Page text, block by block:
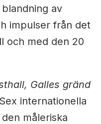
av
impulser från det
och med den 20
Galles gränd
internationella
måleriska